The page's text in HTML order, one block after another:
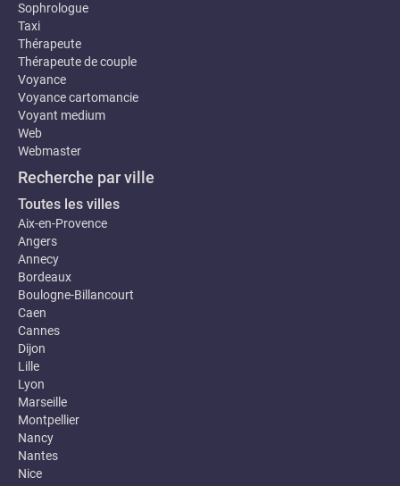
Sophrologue
Taxi
Thérapeute
Thérapeute de couple
Voyance
Voyance cartomancie
Voyant medium
Web
Webmaster
Recherche par ville
Toutes les villes
Aix-en-Provence
Angers
Annecy
Bordeaux
Boulogne-Billancourt
Caen
Cannes
Dijon
Lille
Lyon
Marseille
Montpellier
Nancy
Nantes
Nice